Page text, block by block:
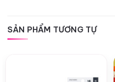
SẢN PHẨM TƯƠNG TỰ